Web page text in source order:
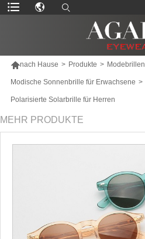
nach Hause > Produkte > Modebrillen
Modische Sonnenbrille für Erwachsene >
Polarisierte Solarbrille für Herren
MEHR PRODUKTE